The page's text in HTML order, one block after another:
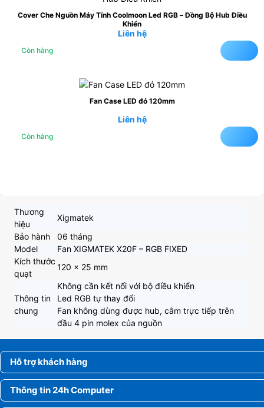
Cover Che Nguồn Máy Tính Coolmoon Led RGB – Đồng Bộ Hub Điều
Khiển
Liên hệ
Còn hàng
Fan Case LED đỏ 120mm
Liên hệ
Còn hàng
Thương
hiệu
Xigmatek
Bảo hành
06 tháng
Model
Fan XIGMATEK X20F – RGB FIXED
Kích thước
quạt
120 x 25 mm
Thông tin
chung
Không cần kết nối với bộ điều khiển
Led RGB tự thay đổi
Fan không dùng được hub, cắm trực tiếp trên
đầu 4 pin molex của nguồn
Hỗ trợ khách hàng
Thông tin 24h Computer